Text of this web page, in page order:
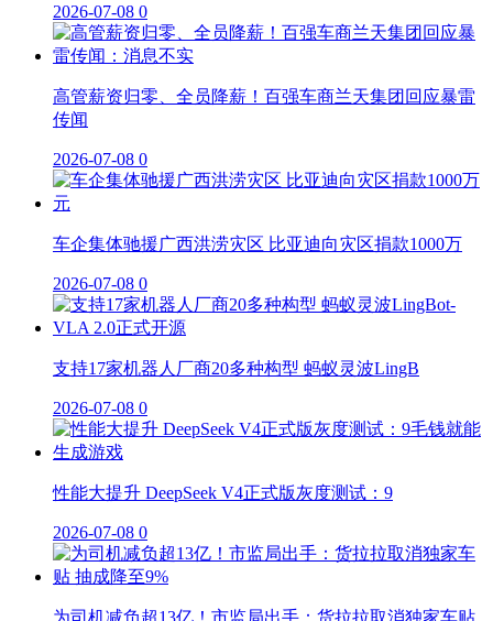
2026-07-08 0
高管薪资归零、全员降薪！百强车商兰天集团回应暴雷
传闻
2026-07-08 0
车企集体驰援广西洪涝灾区 比亚迪向灾区捐款1000万
2026-07-08 0
支持17家机器人厂商20多种构型 蚂蚁灵波LingB
2026-07-08 0
性能大提升 DeepSeek V4正式版灰度测试：9
2026-07-08 0
为司机减负超13亿！市监局出手：货拉拉取消独家车贴